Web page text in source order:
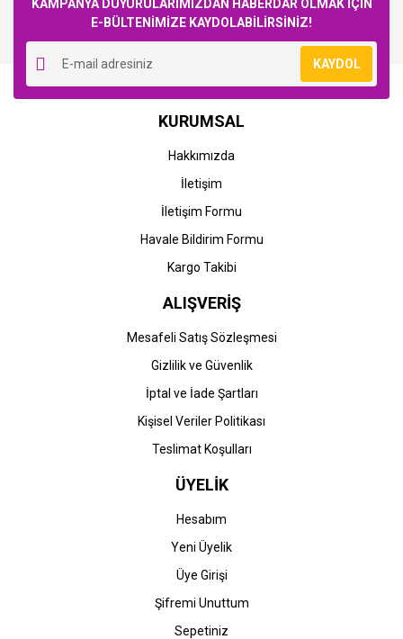
KAMPANYA DUYURULARIMIZDAN HABERDAR OLMAK İÇİN
E-BÜLTENİMİZE KAYDOLABİLİRSİNİZ!
KAYDOL
KURUMSAL
Hakkımızda
İletişim
İletişim Formu
Havale Bildirim Formu
Kargo Takibi
ALIŞVERİŞ
Mesafeli Satış Sözleşmesi
Gizlilik ve Güvenlik
İptal ve İade Şartları
Kişisel Veriler Politikası
Teslimat Koşulları
ÜYELİK
Hesabım
Yeni Üyelik
Üye Girişi
Şifremi Unuttum
Sepetiniz